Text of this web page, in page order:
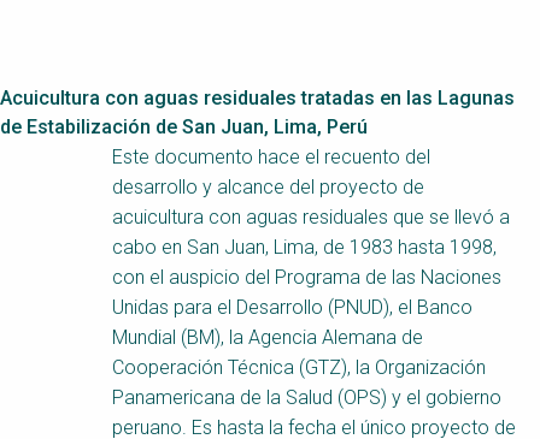
Acuicultura con aguas residuales tratadas en las Lagunas
de Estabilización de San Juan, Lima, Perú
Este documento hace el recuento del
desarrollo y alcance del proyecto de
acuicultura con aguas residuales que se llevó a
cabo en San Juan, Lima, de 1983 hasta 1998,
con el auspicio del Programa de las Naciones
Unidas para el Desarrollo (PNUD), el Banco
Mundial (BM), la Agencia Alemana de
Cooperación Técnica (GTZ), la Organización
Panamericana de la Salud (OPS) y el gobierno
peruano. Es hasta la fecha el único proyecto de